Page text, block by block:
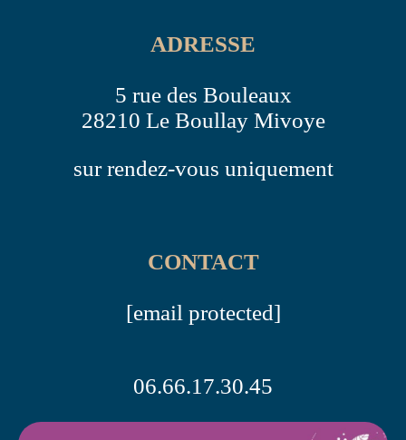
ADRESSE
5 rue des Bouleaux
28210 Le Boullay Mivoye
sur rendez-vous uniquement
CONTACT
[email protected]
06.66.17.30.45